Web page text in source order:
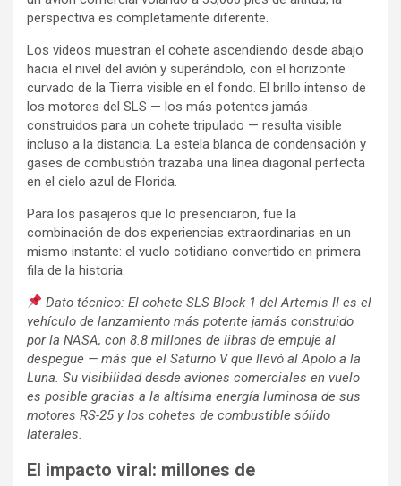
perspectiva es completamente diferente.
Los videos muestran el cohete ascendiendo desde abajo
hacia el nivel del avión y superándolo, con el horizonte
curvado de la Tierra visible en el fondo. El brillo intenso de
los motores del SLS — los más potentes jamás
construidos para un cohete tripulado — resulta visible
incluso a la distancia. La estela blanca de condensación y
gases de combustión trazaba una línea diagonal perfecta
en el cielo azul de Florida.
Para los pasajeros que lo presenciaron, fue la
combinación de dos experiencias extraordinarias en un
mismo instante: el vuelo cotidiano convertido en primera
fila de la historia.
Dato técnico: El cohete SLS Block 1 del Artemis II es el
vehículo de lanzamiento más potente jamás construido
por la NASA, con 8.8 millones de libras de empuje al
despegue — más que el Saturno V que llevó al Apolo a la
Luna. Su visibilidad desde aviones comerciales en vuelo
es posible gracias a la altísima energía luminosa de sus
motores RS-25 y los cohetes de combustible sólido
laterales.
El impacto viral: millones de